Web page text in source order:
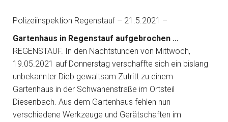
Region!
angebote vor ort | anzeige
Metzgerei Hummel: Aktuelles
Wochenangebot!
Polizeiinspektion Regenstauf – 21.5.2021 –
Gartenhaus in Regenstauf aufgebrochen …
REGENSTAUF. In den Nachtstunden von Mittwoch,
19.05.2021 auf Donnerstag verschaffte sich ein bislang
unbekannter Dieb gewaltsam Zutritt zu einem
Gartenhaus in der Schwanenstraße im Ortsteil
Diesenbach. Aus dem Gartenhaus fehlen nun
verschiedene Werkzeuge und Gerätschaften im